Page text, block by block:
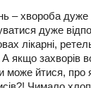
– хвороба дуже
дуже
лікарні,
якщо захворів
може йтися, про